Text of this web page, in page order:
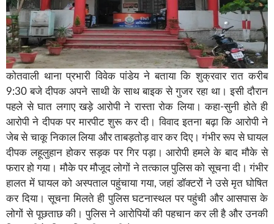
कोतवाली थाना प्रभारी विवेक पांडेय ने बताया कि शुक्रवार रात करीब
9:30 बजे दीपक अपने साथी के साथ बाइक से गुजर रहा था। इसी दौरान
पहले से घात लगाए खड़े आरोपी ने रास्ता रोक लिया। कहा-सुनी होते ही
आरोपी ने दीपक पर मारपीट शुरू कर दी। विवाद इतना बढ़ा कि आरोपी ने
जेब से चाकू निकाल लिया और ताबड़तोड़ वार कर दिए। गंभीर रूप से घायल
दीपक लहूलुहान होकर सड़क पर गिर पड़ा। आरोपी हमले के बाद मौके से
फरार हो गया। मौके पर मौजूद लोगों ने तत्काल पुलिस को सूचना दी। गंभीर
हालत में घायल को अस्पताल पहुंचाया गया, जहां डॉक्टरों ने उसे मृत घोषित
कर दिया। सूचना मिलते ही पुलिस घटनास्थल पर पहुंची और आसपास के
लोगों से पूछताछ की। पुलिस ने आरोपियों की पहचान कर ली है और उनकी